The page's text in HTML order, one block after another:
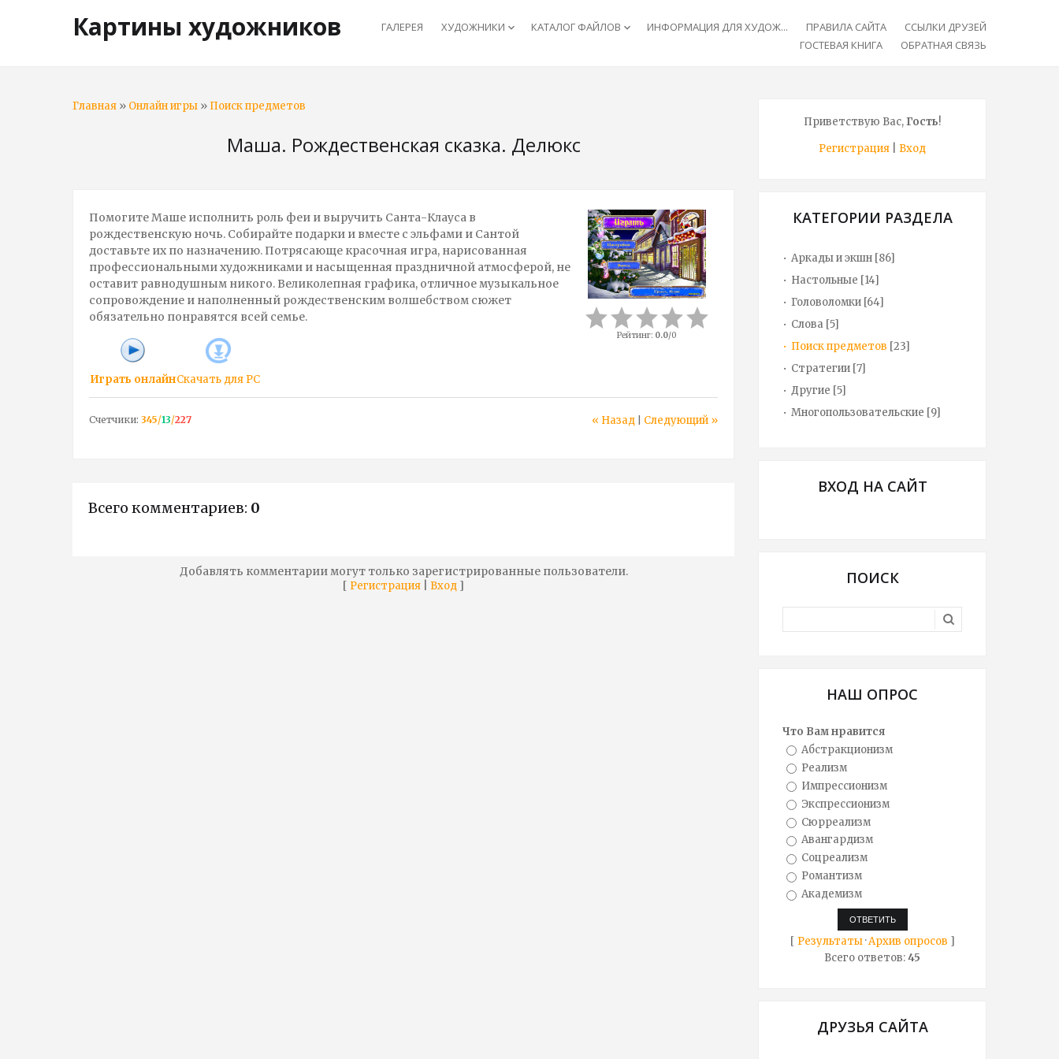
Картины художников ГАЛЕРЕЯ ХУДОЖНИКИ keyboard_arrow_down КАТАЛОГ ФАЙЛОВ keyboard_arrow_down ИНФОРМАЦИЯ ДЛЯ ХУДОЖ... ПРАВИЛА САЙТА
ССЫЛКИ ДРУЗЕЙ
ГОСТЕВАЯ КНИГА
ОБРАТНАЯ СВЯЗЬ
Главная » Онлайн игры » Поиск предметов
Маша. Рождественская сказка. Делюкс
Помогите Маше исполнить роль феи и выручить Санта-Клауса в
рождественскую ночь. Собирайте подарки и вместе с эльфами и Сантой
доставьте их по назначению. Потрясающе красочная игра, нарисованная
профессиональными художниками и насыщенная праздничной атмосферой, не
оставит равнодушным никого. Великолепная графика, отличное музыкальное
сопровождение и наполненный рождественским волшебством сюжет
обязательно понравятся всей семье.
Играть онлайнСкачать для PC
Рейтинг: 0.0/0
« Назад Следующий »
Счетчики: 345/13/227
Всего комментариев: 0
Добавлять комментарии могут только зарегистрированные пользователи.
[ Регистрация Вход ]
Приветствую Вас,Гость!
Регистрация
Вход
КАТЕГОРИИ РАЗДЕЛА
Аркады и экшн [86]
Настольные [14]
Головоломки [64]
Слова [5]
Поиск предметов [23]
Стратегии [7]
Другие [5]
Многопользовательские [9]
ВХОД НА САЙТ
ПОИСК
НАШ ОПРОС
Что Вам нравится
Абстракционизм
Реализм
Импрессионизм
Экспрессионизм
Сюрреализм
Авангардизм
Соцреализм
Романтизм
Академизм
[ Результаты·Архив опросов ]
Всего ответов:45
ДРУЗЬЯ САЙТА